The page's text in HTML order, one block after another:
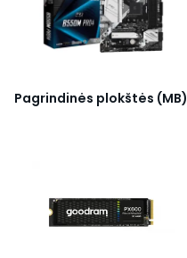
Pagrindinės plokštės (MB)